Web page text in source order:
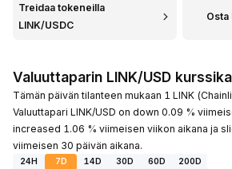
Treidaa tokeneilla
LINK/USDC
Valuuttaparin LINK/USD
Tämän päivän tilanteen mukaan 1 LINK
Valuuttapari LINK/USD on down 0.09 %
increased 1.06 % viimeisen viikon aikana ja
viimeisen 30 päivän aikana.
24H 7D 14D 30D 60D
200D